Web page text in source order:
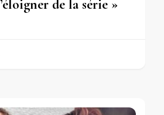
de la série »